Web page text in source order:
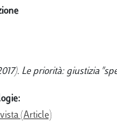
Le priorità: giustizia
(Article)